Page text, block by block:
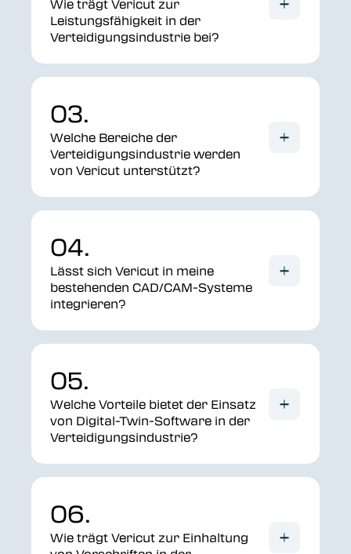
Wie trägt Vericut zur
Leistungsfähigkeit in der
Verteidigungsindustrie bei?
03.
Welche Bereiche der
Verteidigungsindustrie werden
von Vericut unterstützt?
04.
Lässt sich Vericut in meine
bestehenden CAD/CAM-Systeme
integrieren?
05.
Welche Vorteile bietet der Einsatz
von Digital-Twin-Software in der
Verteidigungsindustrie?
06.
Wie trägt Vericut zur Einhaltung